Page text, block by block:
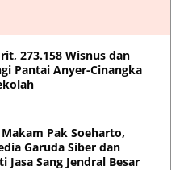
273.158 Wisnus dan
Pantai Anyer-Cinangka
Pak Soeharto,
Garuda Siber dan
Jasa Sang Jendral Besar